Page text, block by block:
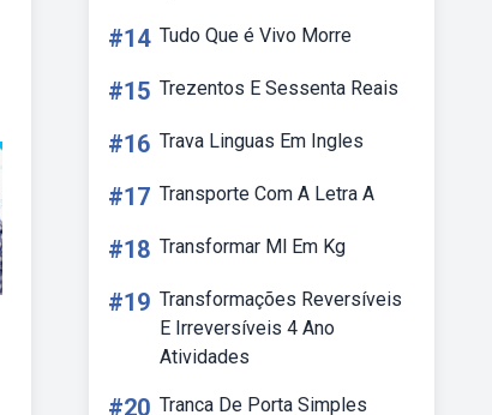
#14 Tudo Que é Vivo Morre
#15 Trezentos E Sessenta Reais
#16 Trava Linguas Em Ingles
#17 Transporte Com A Letra A
#18 Transformar Ml Em Kg
#19 Transformações Reversíveis
E Irreversíveis 4 Ano
Atividades
#20 Tranca De Porta Simples